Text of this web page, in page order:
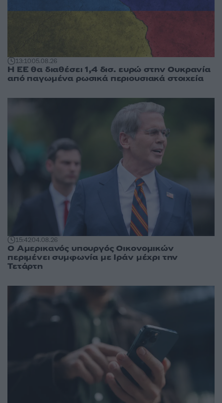
13:1005.08.26
Η ΕΕ θα διαθέσει 1,4 δισ. ευρώ στην Ουκρανία
από παγωμένα ρωσικά περιουσιακά στοιχεία
15:4204.08.26
Ο Αμερικανός υπουργός Οικονομικών
περιμένει συμφωνία με Ιράν μέχρι την
Τετάρτη